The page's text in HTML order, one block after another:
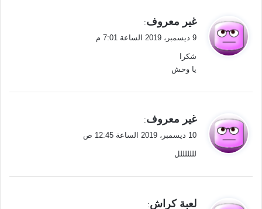
ي
ل
غير معروف:
9 ديسمبر، 2019 الساعة 7:01 م
شكرا
يا وحش
ي
ل
غير معروف:
10 ديسمبر، 2019 الساعة 12:45 ص
لللللللل
يلعبة كراش: